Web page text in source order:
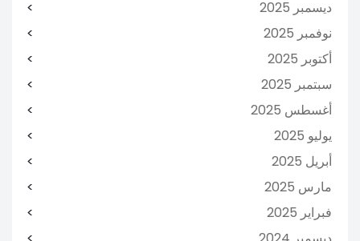
ديسمبر 2025
نوفمبر 2025
أكتوبر 2025
سبتمبر 2025
أغسطس 2025
يوليو 2025
أبريل 2025
مارس 2025
فبراير 2025